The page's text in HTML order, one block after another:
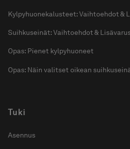
Kylpyhuonekalusteet: Vaihtoehdot &
Suihkuseinät: Vaihtoehdot &
Opas: Pienet kylpyhuoneet
Opas: Näin valitset oikean
Tuki
Asennus